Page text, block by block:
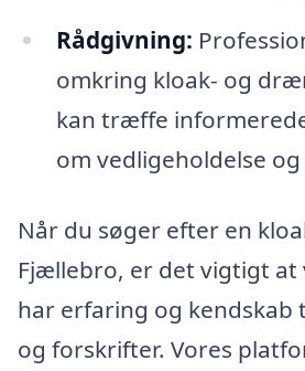
Rådgivning:
omkring kloak- og
kan træffe
om vedligeholdelse
Når du søger efter en
Fjællebro, er det vigtigt
har erfaring og kendskab
og forskrifter. Vores